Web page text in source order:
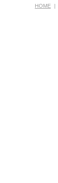
HOME |